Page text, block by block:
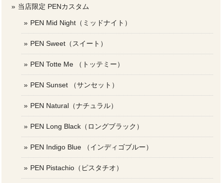
当店限定 PENカスタム
PEN Mid Night（ミッドナイト）
PEN Sweet（スイート）
PEN Totte Me （トッテミー）
PEN Sunset （サンセット）
PEN Natural（ナチュラル）
PEN Long Black（ロングブラック）
PEN Indigo Blue （インディゴブルー）
PEN Pistachio（ピスタチオ）